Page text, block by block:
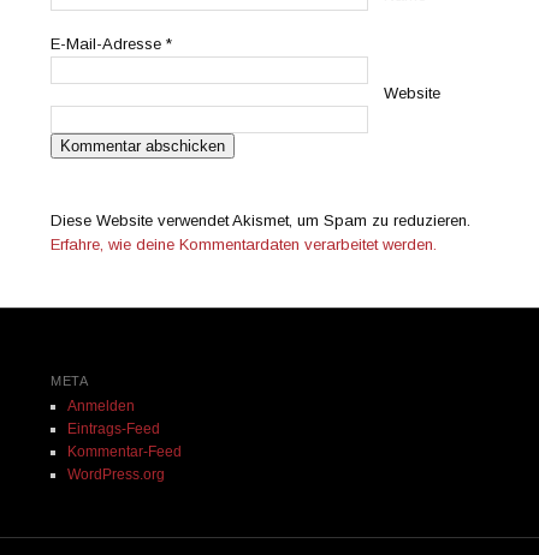
E-Mail-Adresse*
Website
Diese Website verwendet Akismet, um Spam zu reduzieren.
Erfahre, wie deine Kommentardaten verarbeitet werden.
META
Anmelden
Eintrags-Feed
Kommentar-Feed
WordPress.org